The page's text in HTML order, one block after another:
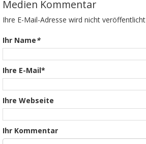
Medien Kommentar
Ihre E-Mail-Adresse wird nicht veröffentlicht
Ihr Name*
Ihre E-Mail*
Ihre Webseite
Ihr Kommentar